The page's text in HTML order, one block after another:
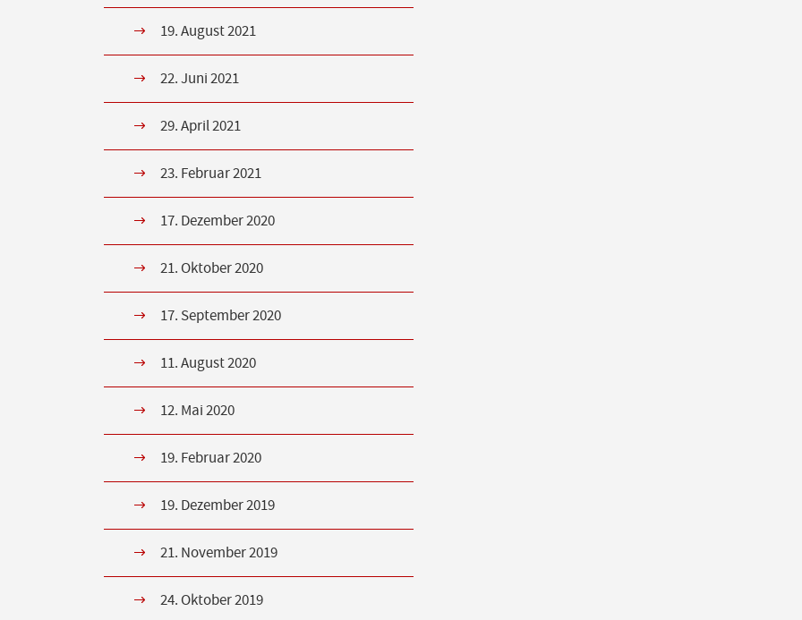
19. August 2021
22. Juni 2021
29. April 2021
23. Februar 2021
17. Dezember 2020
21. Oktober 2020
17. September 2020
11. August 2020
12. Mai 2020
19. Februar 2020
19. Dezember 2019
21. November 2019
24. Oktober 2019